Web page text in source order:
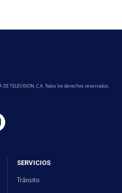
DE TELEVISION, C.A. Todos los derechos reservados.
SERVICIOS
Tránsito